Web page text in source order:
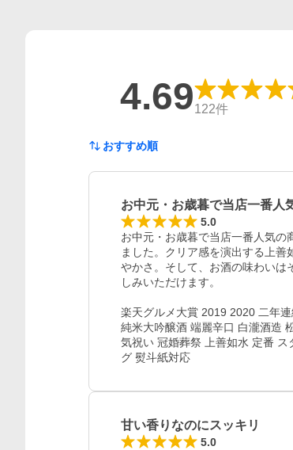
4.69122件
おすすめ順
お中元・お歳暮で当店一番人
5.0
お中元・お歳暮で当店一番人気
ました。クリア感を演出する上
やかさ。そして、お酒の味わいは
しみいただけます。
楽天グルメ大賞 2019 2020 二年
純米大吟醸酒 端麗辛口 白瀧酒造
気祝い 冠婚葬祭 上善如水 定番
グ 熨斗紙対応
甘い香りなのにスッキリ
5.0